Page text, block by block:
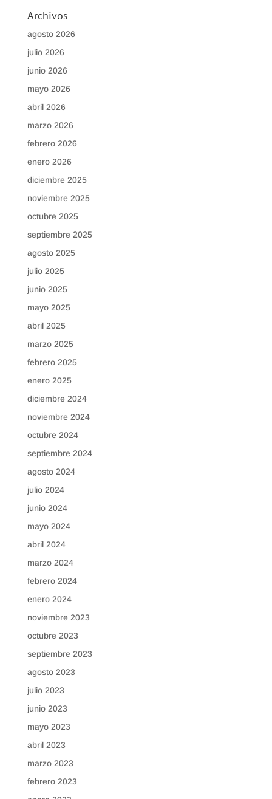
Archivos
agosto 2026
julio 2026
junio 2026
mayo 2026
abril 2026
marzo 2026
febrero 2026
enero 2026
diciembre 2025
noviembre 2025
octubre 2025
septiembre 2025
agosto 2025
julio 2025
junio 2025
mayo 2025
abril 2025
marzo 2025
febrero 2025
enero 2025
diciembre 2024
noviembre 2024
octubre 2024
septiembre 2024
agosto 2024
julio 2024
junio 2024
mayo 2024
abril 2024
marzo 2024
febrero 2024
enero 2024
noviembre 2023
octubre 2023
septiembre 2023
agosto 2023
julio 2023
junio 2023
mayo 2023
abril 2023
marzo 2023
febrero 2023